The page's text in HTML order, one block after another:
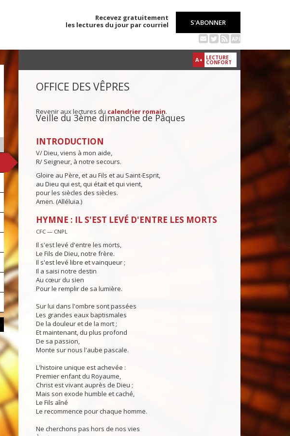
Recevez gratuitement
les lectures du jour par courriel
S'ABONNER
API
A+ LECTURE
CONFORT
OFFICE DES VÊPRES
Revenir aux lectures du calendrier romain.
Veille du 3ème dimanche de Pâques
INTRODUCTION
V/ Dieu, viens à mon aide,
R/ Seigneur, à notre secours.
Gloire au Père, et au Fils et au Saint-Esprit,
au Dieu qui est, qui était et qui vient,
pour les siècles des siècles.
Amen. (Alléluia.)
HYMNE : IL S'EST LEVÉ D'ENTRE LES MORTS
CFC — CNPL
Il s'est levé d'entre les morts,
Le Fils de Dieu, notre frère.
Il s'est levé libre et vainqueur ;
Il a saisi notre destin
Au cœur du sien
Pour le remplir de sa lumière.
Sur lui dans l'ombre sont passées
Les grandes eaux baptismales
De la douleur et de la mort ;
Et maintenant, du plus profond
De sa passion,
Monte sur nous l'aube pascale.
L'histoire unique est achevée :
Premier enfant du Royaume,
Christ est vivant auprès de Dieu ;
Mais son exode humble et caché,
Le Fils aîné
Le recommence pour chaque homme.
Ne cherchons pas hors de nos vies